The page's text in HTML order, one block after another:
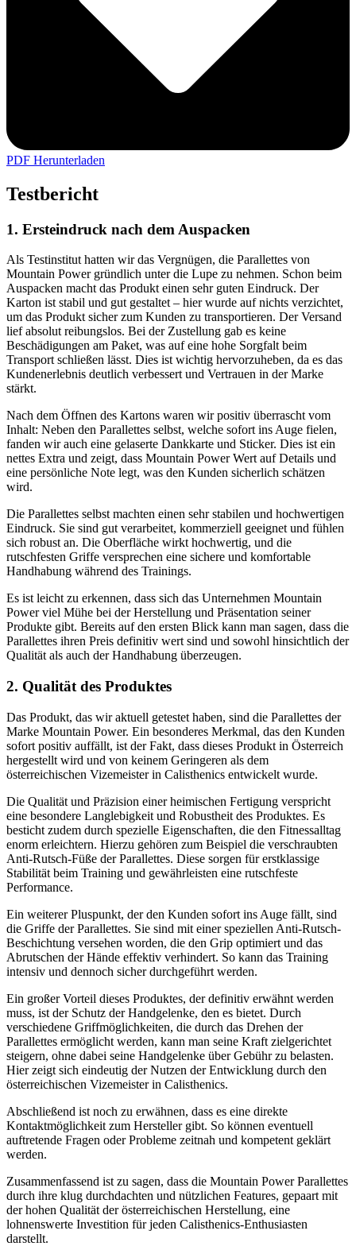
PDF Herunterladen
Testbericht
1. Ersteindruck nach dem Auspacken
Als Testinstitut hatten wir das Vergnügen, die Parallettes von
Mountain Power gründlich unter die Lupe zu nehmen. Schon beim
Auspacken macht das Produkt einen sehr guten Eindruck. Der
Karton ist stabil und gut gestaltet – hier wurde auf nichts verzichtet,
um das Produkt sicher zum Kunden zu transportieren. Der Versand
lief absolut reibungslos. Bei der Zustellung gab es keine
Beschädigungen am Paket, was auf eine hohe Sorgfalt beim
Transport schließen lässt. Dies ist wichtig hervorzuheben, da es das
Kundenerlebnis deutlich verbessert und Vertrauen in der Marke
stärkt.
Nach dem Öffnen des Kartons waren wir positiv überrascht vom
Inhalt: Neben den Parallettes selbst, welche sofort ins Auge fielen,
fanden wir auch eine gelaserte Dankkarte und Sticker. Dies ist ein
nettes Extra und zeigt, dass Mountain Power Wert auf Details und
eine persönliche Note legt, was den Kunden sicherlich schätzen
wird.
Die Parallettes selbst machten einen sehr stabilen und hochwertigen
Eindruck. Sie sind gut verarbeitet, kommerziell geeignet und fühlen
sich robust an. Die Oberfläche wirkt hochwertig, und die
rutschfesten Griffe versprechen eine sichere und komfortable
Handhabung während des Trainings.
Es ist leicht zu erkennen, dass sich das Unternehmen Mountain
Power viel Mühe bei der Herstellung und Präsentation seiner
Produkte gibt. Bereits auf den ersten Blick kann man sagen, dass die
Parallettes ihren Preis definitiv wert sind und sowohl hinsichtlich der
Qualität als auch der Handhabung überzeugen.
2. Qualität des Produktes
Das Produkt, das wir aktuell getestet haben, sind die Parallettes der
Marke Mountain Power. Ein besonderes Merkmal, das den Kunden
sofort positiv auffällt, ist der Fakt, dass dieses Produkt in Österreich
hergestellt wird und von keinem Geringeren als dem
österreichischen Vizemeister in Calisthenics entwickelt wurde.
Die Qualität und Präzision einer heimischen Fertigung verspricht
eine besondere Langlebigkeit und Robustheit des Produktes. Es
besticht zudem durch spezielle Eigenschaften, die den Fitnessalltag
enorm erleichtern. Hierzu gehören zum Beispiel die verschraubten
Anti-Rutsch-Füße der Parallettes. Diese sorgen für erstklassige
Stabilität beim Training und gewährleisten eine rutschfeste
Performance.
Ein weiterer Pluspunkt, der den Kunden sofort ins Auge fällt, sind
die Griffe der Parallettes. Sie sind mit einer speziellen Anti-Rutsch-
Beschichtung versehen worden, die den Grip optimiert und das
Abrutschen der Hände effektiv verhindert. So kann das Training
intensiv und dennoch sicher durchgeführt werden.
Ein großer Vorteil dieses Produktes, der definitiv erwähnt werden
muss, ist der Schutz der Handgelenke, den es bietet. Durch
verschiedene Griffmöglichkeiten, die durch das Drehen der
Parallettes ermöglicht werden, kann man seine Kraft zielgerichtet
steigern, ohne dabei seine Handgelenke über Gebühr zu belasten.
Hier zeigt sich eindeutig der Nutzen der Entwicklung durch den
österreichischen Vizemeister in Calisthenics.
Abschließend ist noch zu erwähnen, dass es eine direkte
Kontaktmöglichkeit zum Hersteller gibt. So können eventuell
auftretende Fragen oder Probleme zeitnah und kompetent geklärt
werden.
Zusammenfassend ist zu sagen, dass die Mountain Power Parallettes
durch ihre klug durchdachten und nützlichen Features, gepaart mit
der hohen Qualität der österreichischen Herstellung, eine
lohnenswerte Investition für jeden Calisthenics-Enthusiasten
darstellt.